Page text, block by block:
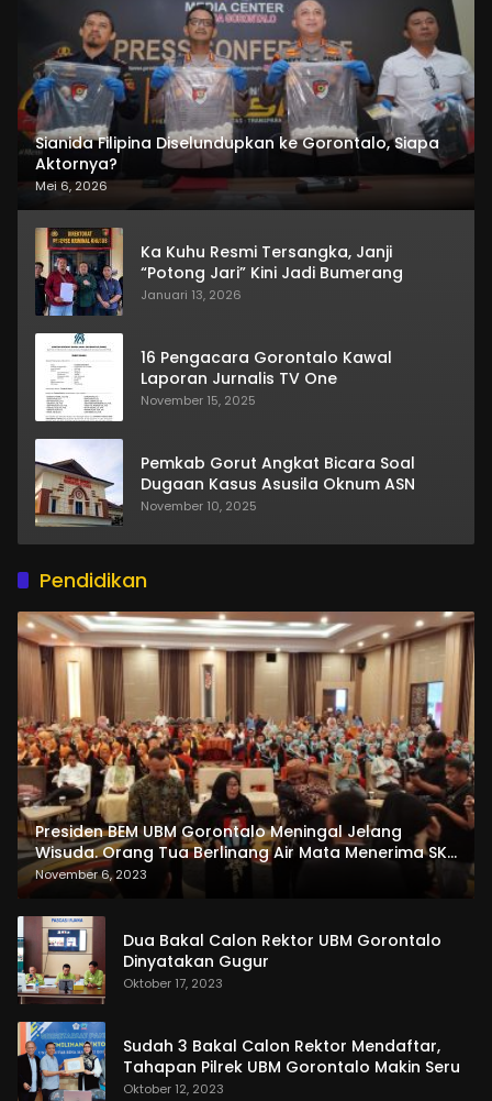
Sianida Filipina Diselundupkan ke Gorontalo, Siapa
Aktornya?
Mei 6, 2026
Ka Kuhu Resmi Tersangka, Janji
“Potong Jari” Kini Jadi Bumerang
Januari 13, 2026
16 Pengacara Gorontalo Kawal
Laporan Jurnalis TV One
November 15, 2025
Pemkab Gorut Angkat Bicara Soal
Dugaan Kasus Asusila Oknum ASN
November 10, 2025
Pendidikan
Presiden BEM UBM Gorontalo Meningal Jelang
Wisuda. Orang Tua Berlinang Air Mata Menerima SKL
dan Pemasangan Salempang
November 6, 2023
Dua Bakal Calon Rektor UBM Gorontalo
Dinyatakan Gugur
Oktober 17, 2023
Sudah 3 Bakal Calon Rektor Mendaftar,
Tahapan Pilrek UBM Gorontalo Makin Seru
Oktober 12, 2023